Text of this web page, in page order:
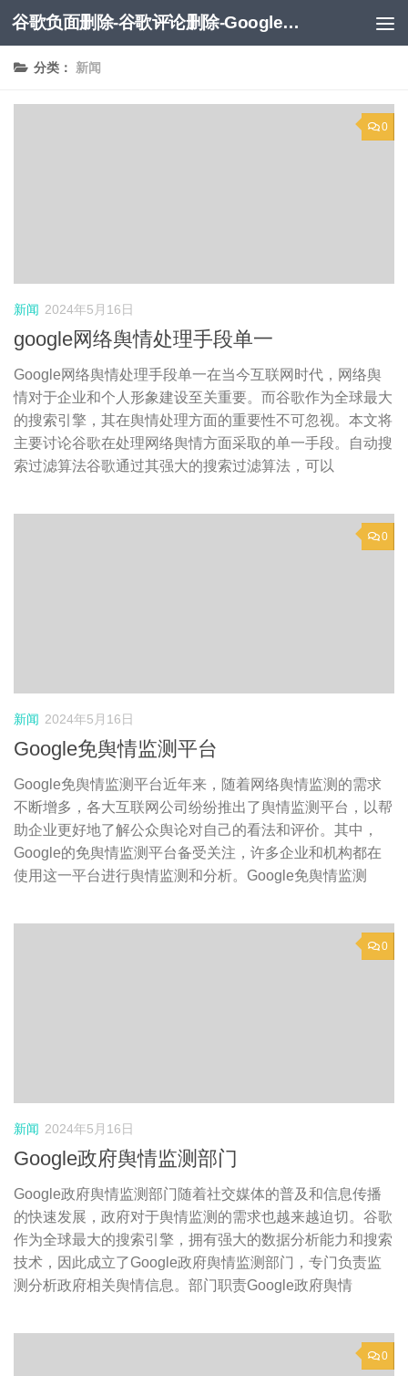
跳至内容 谷歌负面删除-谷歌评论删除-Google负面移除-Google负面评论删除
分类： 新闻
0
新闻 2024年5月16日
google网络舆情处理手段单一
Google网络舆情处理手段单一在当今互联网时代，网络舆
情对于企业和个人形象建设至关重要。而谷歌作为全球最大
的搜索引擎，其在舆情处理方面的重要性不可忽视。本文将
主要讨论谷歌在处理网络舆情方面采取的单一手段。自动搜
索过滤算法谷歌通过其强大的搜索过滤算法，可以
0
新闻 2024年5月16日
Google免舆情监测平台
Google免舆情监测平台近年来，随着网络舆情监测的需求
不断增多，各大互联网公司纷纷推出了舆情监测平台，以帮
助企业更好地了解公众舆论对自己的看法和评价。其中，
Google的免舆情监测平台备受关注，许多企业和机构都在
使用这一平台进行舆情监测和分析。Google免舆情监测
0
新闻 2024年5月16日
Google政府舆情监测部门
Google政府舆情监测部门随着社交媒体的普及和信息传播
的快速发展，政府对于舆情监测的需求也越来越迫切。谷歌
作为全球最大的搜索引擎，拥有强大的数据分析能力和搜索
技术，因此成立了Google政府舆情监测部门，专门负责监
测分析政府相关舆情信息。部门职责Google政府舆情
0